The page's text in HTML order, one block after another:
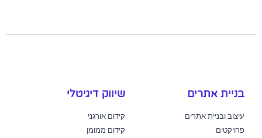
בניית אתרים
עיצוב ובניית אתרים
פרויקטים
שיווק דיגיטלי
קידום אורגני
קידום ממומן